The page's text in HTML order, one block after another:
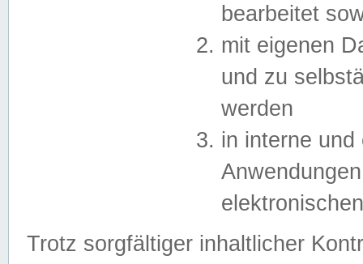
bearbeitet
mit eigenen
und zu
werden
in interne
Trotz sorgfältiger inhaltlicher